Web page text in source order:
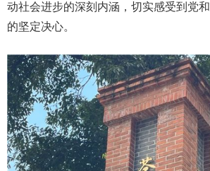
动社会进步的深刻内涵，切实感受到党
的坚定决心。